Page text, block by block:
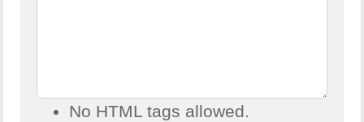
No HTML tags allowed.